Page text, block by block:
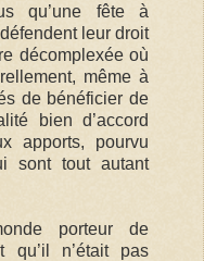
qu’une fête à
leur droit
décomplexée où
même à
de bénéficier de
bien d’accord
apports, pourvu
sont tout autant
porteur de
qu’il n’était pas